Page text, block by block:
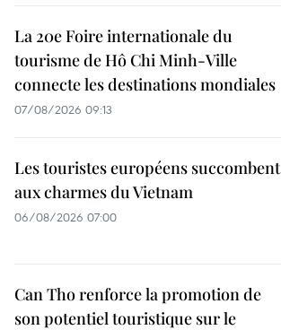
La 20e Foire internationale du
tourisme de Hô Chi Minh-Ville
connecte les destinations mondiales
07/08/2026 09:13
Les touristes européens succombent
aux charmes du Vietnam
06/08/2026 07:00
Can Tho renforce la promotion de
son potentiel touristique sur le